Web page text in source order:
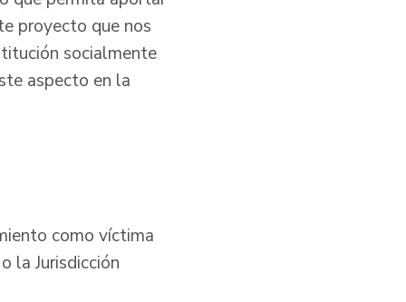
proyecto que nos
socialmente
aspecto en la
como víctima
la Jurisdicción